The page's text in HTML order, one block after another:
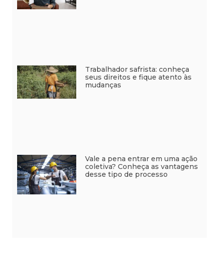
Trabalhador safrista: conheça
seus direitos e fique atento às
mudanças
Vale a pena entrar em uma ação
coletiva? Conheça as vantagens
desse tipo de processo